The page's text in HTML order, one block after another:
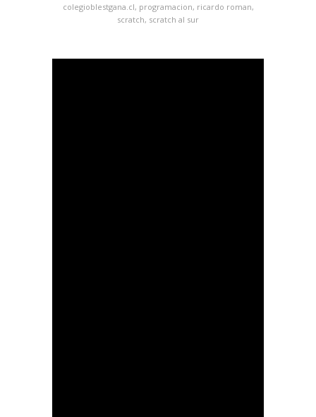
colegioblestgana.cl, programacion, ricardo roman,
scratch, scratch al sur